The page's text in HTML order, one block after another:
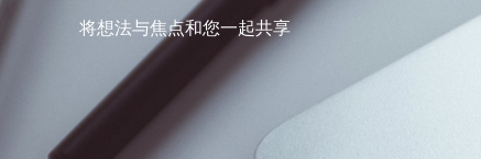
将想法与焦点和您一起共享